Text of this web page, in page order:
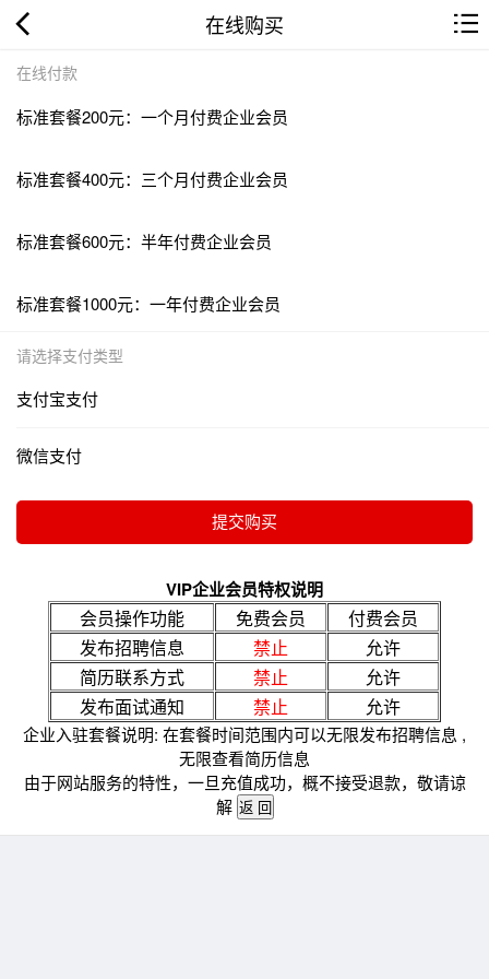
在线购买
在线付款
标准套餐200元：一个月付费企业会员
标准套餐400元：三个月付费企业会员
标准套餐600元：半年付费企业会员
标准套餐1000元：一年付费企业会员
请选择支付类型
支付宝支付
微信支付
VIP企业会员特权说明
会员操作功能 免费会员
付费会员
发布招聘信息
禁止
允许
简历联系方式
禁止
允许
发布面试通知
禁止 允许
企业入驻套餐说明: 在套餐时间范围内可以无限发布招聘信息 ,
无限查看简历信息
由于网站服务的特性，一旦充值成功，概不接受退款，敬请谅
解